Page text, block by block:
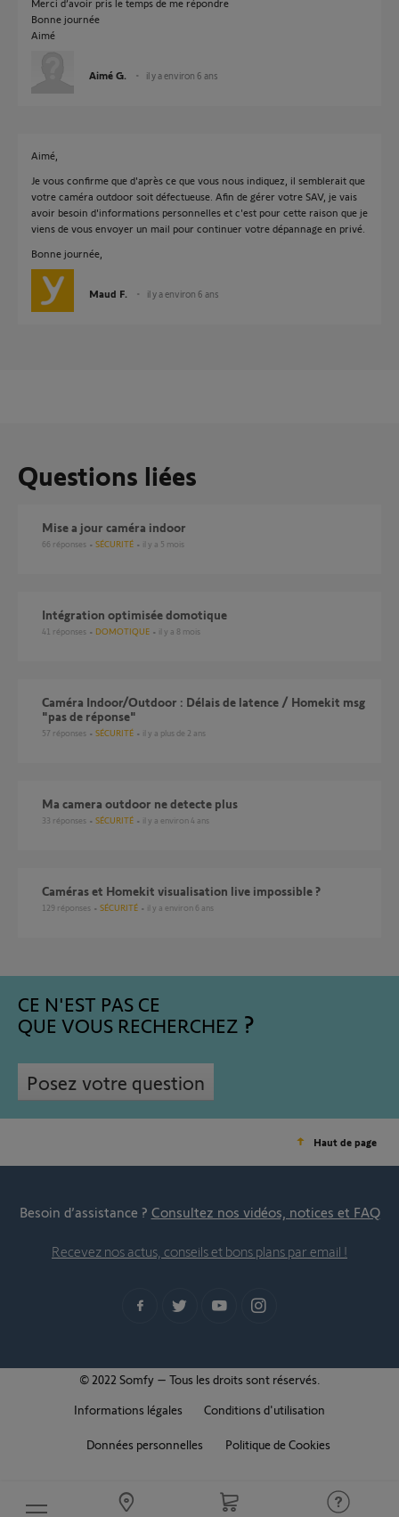
Merci d’avoir pris le temps de me répondre
Bonne journée
Aimé
Aimé G. il y a environ 6 ans
Aimé,
Je vous confirme que d'après ce que vous nous indiquez, il semblerait que
votre caméra outdoor soit défectueuse. Afin de gérer votre SAV, je vais
avoir besoin d'informations personnelles et c'est pour cette raison que je
viens de vous envoyer un mail pour continuer votre dépannage en privé.
Bonne journée,
Maud F. il y a environ 6 ans
Questions liées
Mise a jour caméra indoor
66 réponses SÉCURITÉ il y a 5 mois
Intégration optimisée domotique
41 réponses DOMOTIQUE il y a 8 mois
Caméra Indoor/Outdoor : Délais de latence / Homekit msg
"pas de réponse"
57 réponses SÉCURITÉ il y a plus de 2 ans
ma camera outdoor ne detecte plus
33 réponses SÉCURITÉ il y a environ 4 ans
Caméras et Homekit visualisation live impossible ?
129 réponses SÉCURITÉ il y a environ 6 ans
CE N'EST PAS CE
QUE VOUS RECHERCHEZ
Posez votre question
Haut de page
Besoin d’assistance ? Consultez nos vidéos, notices et FAQ
Recevez nos actus, conseils et bons plans par email !
© 2022 Somfy – Tous les droits sont réservés.
Informations légales
Conditions d'utilisation
Données personnelles Politique de Cookies